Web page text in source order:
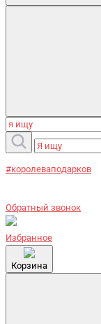
#королеваподарков
Обратный звонок
Избранное
Корзина